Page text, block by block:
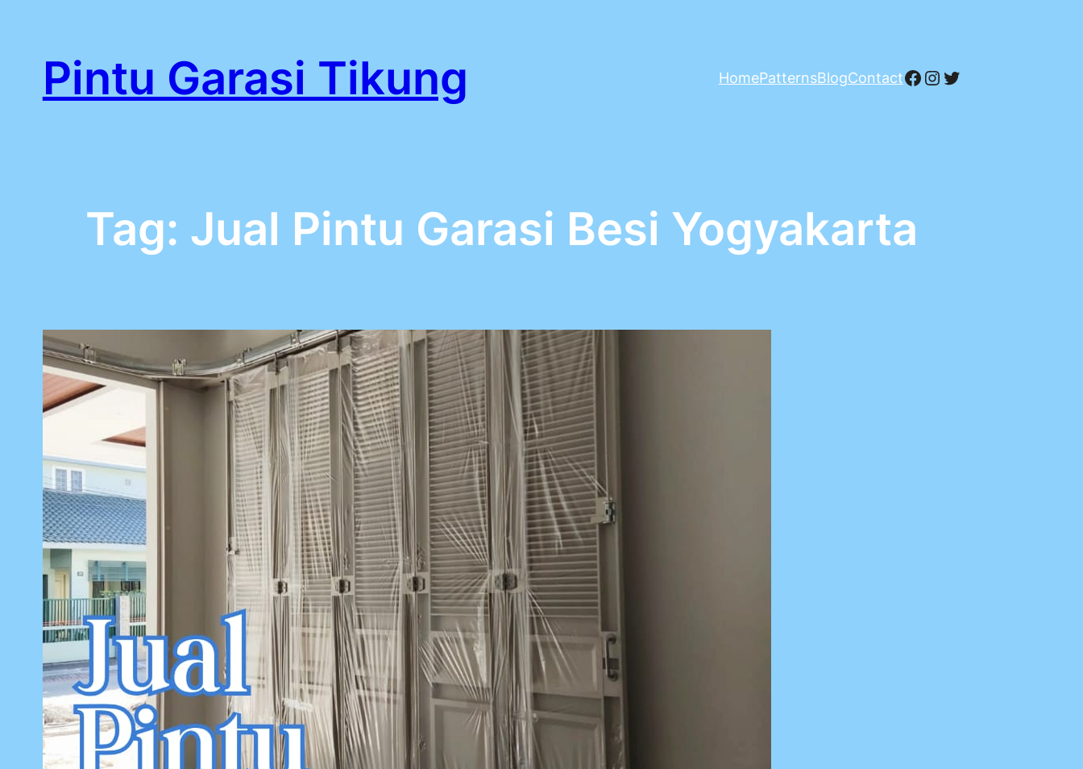
kontenPintu Garasi Tikung HomePatternsBlogContactFacebook
Instagram
Twitter
Tag: Jual Pintu Garasi Besi Yogyakarta